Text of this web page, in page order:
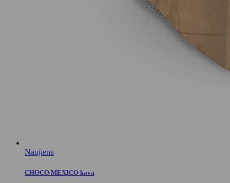
Naujiena
CHOCO MEXICO kava